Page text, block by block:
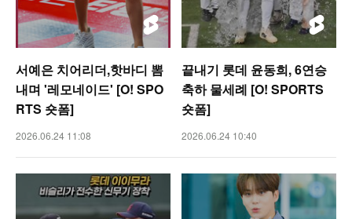
서예은 치어리더,핫바디 뽐
내며 '레모네이드' [O! SPO
RTS 숏폼]
2026.06.24 11:08
끝내기 롯데 윤동희, 6연승
축하 물세례 [O! SPORTS
숏폼]
2026.06.24 10:40